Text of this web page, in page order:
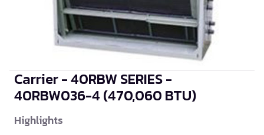
Carrier - 40RBW SERIES -
40RBW036-4 (470,060 BTU)
Highlights